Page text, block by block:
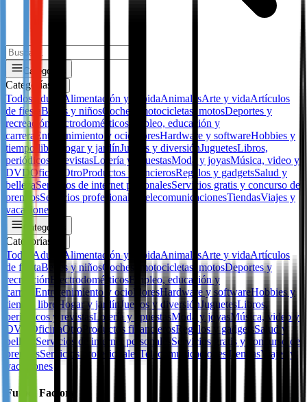
Categorías
Categorías
Todos Adulto Alimentación y bebidaAnimalesArte y vidaArtículos
de fiestaBebes y niñosCoches, motocicletas, motosDeportes y
recreación
Electrodomésticos Empleo, educación y
carrera Entretenimiento y ocio FloresHardware y softwareHobbies y
tiempo libre
Hogar y jardínJuegos y diversiónJuguetesLibros,
periódicos y revistasLotería y apuestasModa y joyasMúsica, video y
DVDOficina OtroProductos financierosRegalos y gadgetsSalud y
bellezaServicios de internet personalesServicios gratis y concurso de
premiosServicios profesionales TelecomunicacionesTiendasViajes y
vacaciones
Categorías
Categorías
Todos Adulto Alimentación y bebidaAnimalesArte y vidaArtículos
de fiestaBebes y niñosCoches, motocicletas, motosDeportes y
recreación ElectrodomésticosEmpleo, educación y
carrera Entretenimiento y ocioFloresHardware y softwareHobbies y
tiempo libre Hogar y jardínJuegos y diversiónJuguetesLibros,
periódicos y revistasLotería y apuestasModa y joyasMúsica, video y
DVD
OficinaOtro Productos financierosRegalos y gadgetsSalud y
belleza Servicios de internet personalesServicios gratis y concurso de
premiosServicios profesionales Telecomunicaciones TiendasViajes y
vacaciones
Futbol Factory